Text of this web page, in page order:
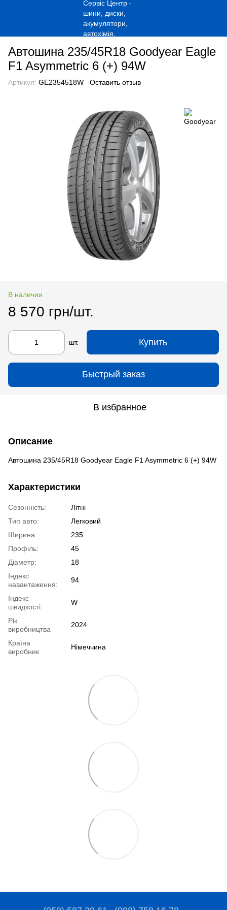
Автошина 235/45R18 Goodyear Eagle
F1 Asymmetric 6 (+) 94W
Артикул: GE2354518W Оставить отзыв
В наличии
8 570 грн/шт.
шт. Купить
Быстрый заказ
В избранное
Описание
Автошина 235/45R18 Goodyear Eagle F1 Asymmetric 6 (+) 94W
Характеристики
Сезонність:
Літні
Тип авто:
Легковий
Ширина:
235
Профіль:
45
Діаметр:
18
Індекс
навантаження:
94
Індекс
швидкості:
W
Рік
виробництва
2024
Країна
виробник
Німеччина